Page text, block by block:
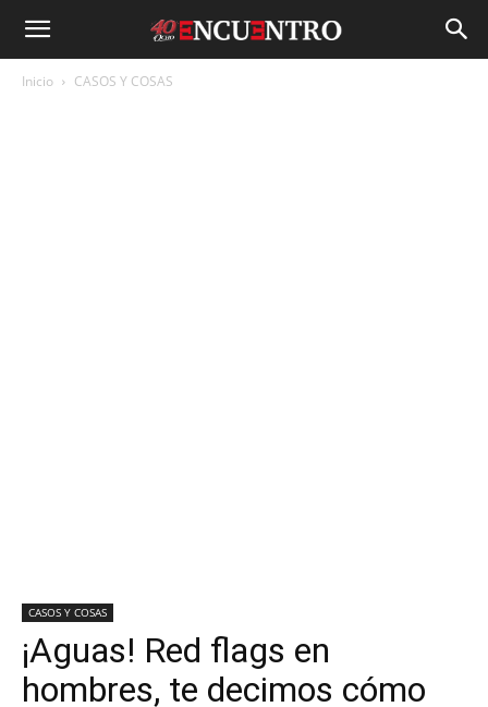
Inicio CASOS Y COSAS
CASOS Y COSAS
¡Aguas! Red flags en
hombres, te decimos cómo